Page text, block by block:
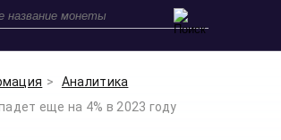
Аналитика
еще на 4% в 2023 году